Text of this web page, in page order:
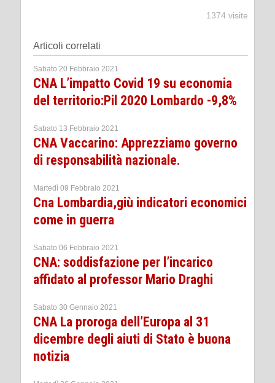
1374 visite
Articoli correlati
Sabato 20 Febbraio 2021
CNA L’impatto Covid 19 su economia
del territorio:Pil 2020 Lombardo -9,8%
Sabato 13 Febbraio 2021
CNA Vaccarino: Apprezziamo governo
di responsabilità nazionale.
Martedì 09 Febbraio 2021
Cna Lombardia,giù indicatori economici
come in guerra
Sabato 06 Febbraio 2021
CNA: soddisfazione per l’incarico
affidato al professor Mario Draghi
Sabato 30 Gennaio 2021
CNA La proroga dell’Europa al 31
dicembre degli aiuti di Stato è buona
notizia